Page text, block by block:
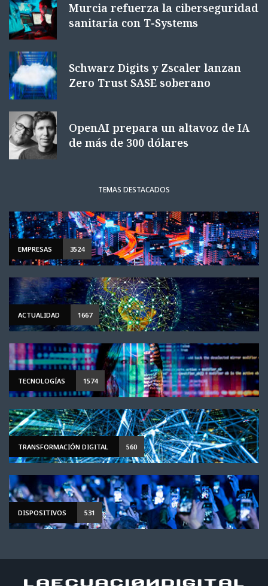
Murcia refuerza la ciberseguridad
sanitaria con T-Systems
Schwarz Digits y Zscaler lanzan
Zero Trust SASE soberano
OpenAI prepara un altavoz de IA
de más de 300 dólares
TEMAS DESTACADOS
EMPRESAS 3524
ACTUALIDAD 1667
TECNOLOGÍAS 1574
TRANSFORMACIÓN DIGITAL 560
DISPOSITIVOS 531